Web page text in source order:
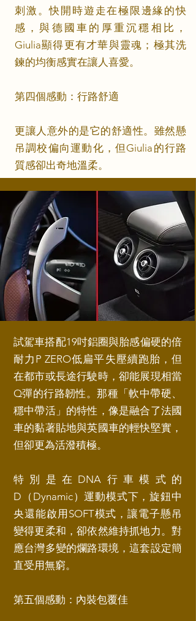
刺激。快開時遊走在極限邊緣的快
感，與德國車的厚重沉穩相比，
Giulia顯得更有才華與靈魂；極其洗
鍊的均衡感實在讓人喜愛。
第四個感動：行路舒適
更讓人意外的是它的舒適性。雖然懸
吊調校偏向運動化，但Giulia的行路
質感卻出奇地溫柔。
試駕車搭配19吋鋁圈與胎感偏硬的倍
耐力P ZERO低扁平失壓續跑胎，但
在都市或長途行駛時，卻能展現相當
Q彈的行路韌性。那種「軟中帶硬、
穩中帶活」的特性，像是融合了法國
車的黏著貼地與英國車的輕快堅實，
但卻更為活潑積極。
特別是在DNA行車模式的
D（Dynamic）運動模式下，旋鈕中
央還能啟用SOFT模式，讓電子懸吊
變得更柔和，卻依然維持抓地力。對
應台灣多變的爛路環境，這套設定簡
直受用無窮。
第五個感動：內裝包覆佳